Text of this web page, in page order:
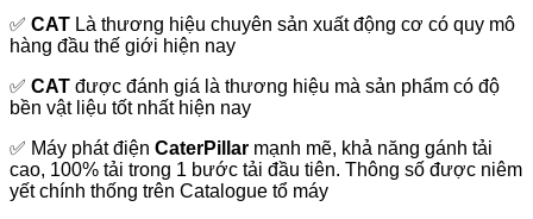
✅ CAT Là thương hiệu chuyên sản xuất động cơ có quy mô
hàng đầu thế giới hiện nay
✅ CAT được đánh giá là thương hiệu mà sản phẩm có độ
bền vật liệu tốt nhất hiện nay
✅ Máy phát điện CaterPillar mạnh mẽ, khả năng gánh tải
cao, 100% tải trong 1 bước tải đầu tiên. Thông số được niêm
yết chính thống trên Catalogue tổ máy